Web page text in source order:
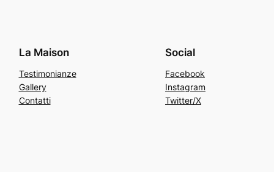
La Maison
Testimonianze
Gallery
Contatti
Social
Facebook
Instagram
Twitter/X